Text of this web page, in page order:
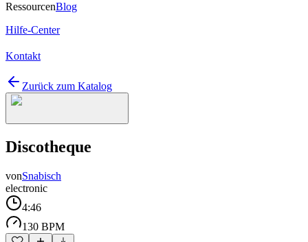
RessourcenBlog
Hilfe-Center
Kontakt
Zurück zum Katalog
Discotheque
vonSnabisch
electronic
4:46
130 BPM